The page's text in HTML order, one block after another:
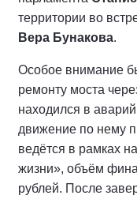
территории во
Вера Бунакова.
Особое внимание
ремонту моста
находился в
движение по нему
ведётся в рамках
жизни», объём
рублей. После